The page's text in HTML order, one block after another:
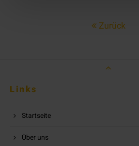
Zurück
Links
Startseite
Über uns